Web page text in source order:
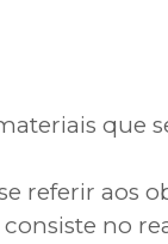
que
referir aos
no